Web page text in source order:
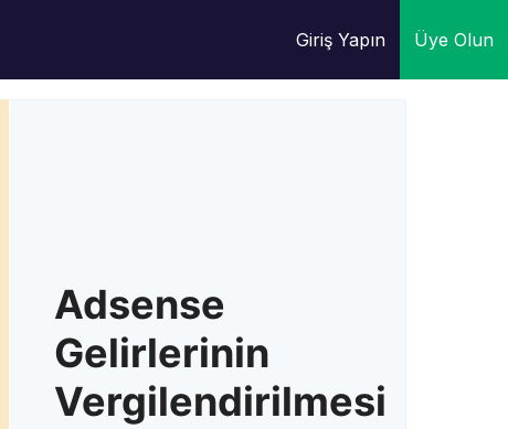
Giriş Yapın Üye Olun
Adsense
Gelirlerinin
Vergilendirilmesi